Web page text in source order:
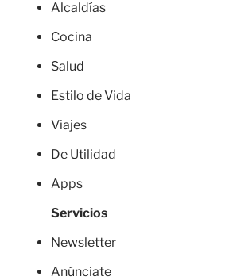
Alcaldías
Cocina
Salud
Estilo de Vida
Viajes
De Utilidad
Apps
Servicios
Newsletter
Anúnciate